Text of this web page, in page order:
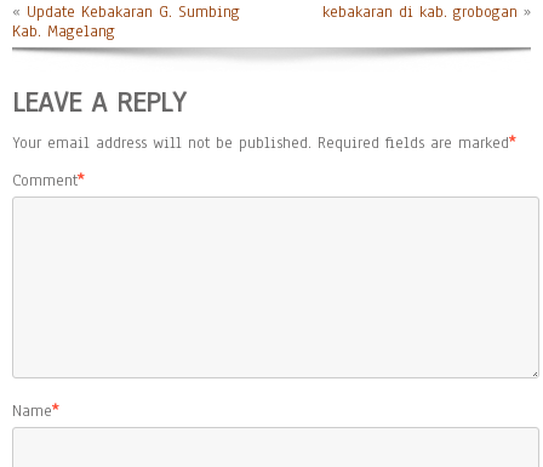
« Update Kebakaran G. Sumbing
Kab. Magelang
kebakaran di kab. grobogan »
LEAVE A REPLY
Your email address will not be published. Required fields are marked*
Comment*
Name*